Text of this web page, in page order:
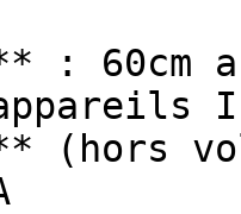
: 60cm
(hors